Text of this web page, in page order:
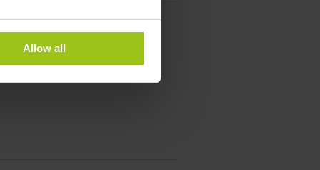
Allow all